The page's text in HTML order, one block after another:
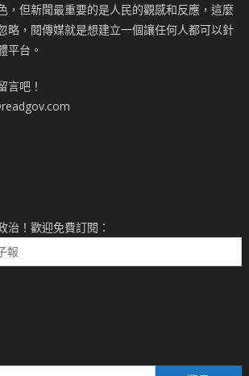
，但新聞最重要的是人民的觀感和反應，這麼
略，閱傳媒就是想建立一個讓任何人都可以針
平台。
言吧！
治！歡迎免費訂閱：